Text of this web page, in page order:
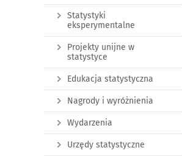
Statystyki
eksperymentalne
Projekty unijne w
statystyce
Edukacja statystyczna
Nagrody i wyróżnienia
Wydarzenia
Urzędy statystyczne